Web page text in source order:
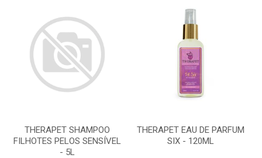
THERAPET SHAMPOO
FILHOTES PELOS SENSÍVEL
- 5L
THERAPET EAU DE PARFUM
SIX - 120ML